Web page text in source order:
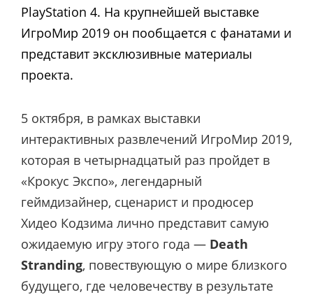
PlayStation 4. На крупнейшей выставке
ИгроМир 2019 он пообщается с фанатами и
представит эксклюзивные материалы
проекта.
5 октября, в рамках выставки
интерактивных развлечений ИгроМир 2019,
которая в четырнадцатый раз пройдет в
«Крокус Экспо», легендарный
геймдизайнер, сценарист и продюсер
Хидео Кодзима лично представит самую
ожидаемую игру этого года — Death
Stranding, повествующую о мире близкого
будущего, где человечеству в результате